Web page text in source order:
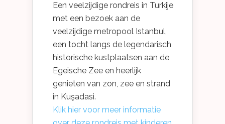
Een veelzijdige rondreis in Turkije
met een bezoek aan de
veelzijdige metropool Istanbul,
een tocht langs de legendarisch
historische kustplaatsen aan de
Egeische Zee en heerlijk
genieten van zon, zee en strand
in Kuşadasi.
Klik hier voor meer informatie